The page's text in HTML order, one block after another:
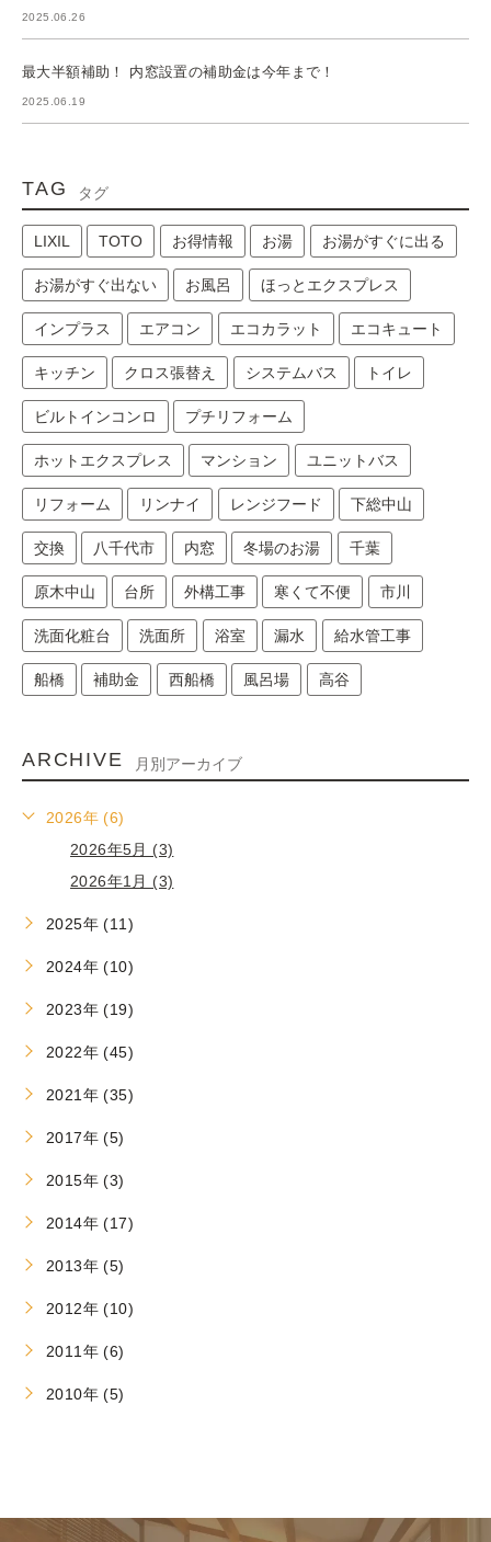
2025.06.26
最大半額補助！ 内窓設置の補助金は今年まで！
2025.06.19
TAG タグ
LIXIL TOTO お得情報 お湯 お湯がすぐに出る
お湯がすぐ出ない お風呂 ほっとエクスプレス
インプラス エアコン エコカラット エコキュート
キッチン クロス張替え システムバス トイレ
ビルトインコンロ プチリフォーム
ホットエクスプレス マンション ユニットバス
リフォーム リンナイ レンジフード 下総中山
交換 八千代市 内窓 冬場のお湯 千葉
原木中山 台所 外構工事 寒くて不便 市川
洗面化粧台 洗面所 浴室 漏水 給水管工事
船橋 補助金 西船橋 風呂場 高谷
ARCHIVE 月別アーカイブ
2026年 (6)
2026年5月 (3)
2026年1月 (3)
2025年 (11)
2024年 (10)
2023年 (19)
2022年 (45)
2021年 (35)
2017年 (5)
2015年 (3)
2014年 (17)
2013年 (5)
2012年 (10)
2011年 (6)
2010年 (5)